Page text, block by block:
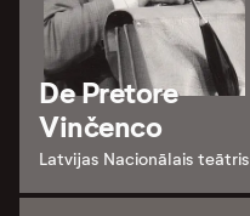
De Pretore
Vinčenco
Latvijas Nacionālais teātris